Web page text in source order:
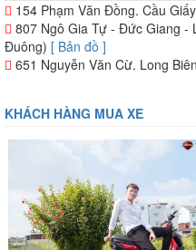
154 Phạm Văn Đồng. Cầu
807 Ngô Gia Tự - Đức Giang -
Đuông) [ Bản đồ ]
651 Nguyễn Văn Cừ. Long
KHÁCH HÀNG MUA XE